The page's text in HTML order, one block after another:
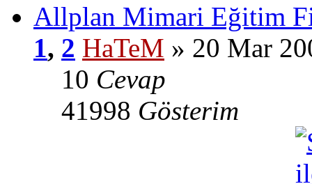
Allplan Mimari Eğitim
1, 2 HaTeM » 20 Mar
10 Cevap
41998 Gösterim